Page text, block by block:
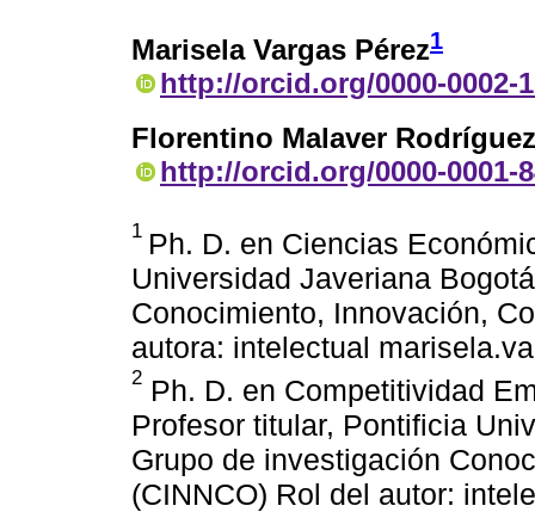
Marisela Vargas Pérez1
http://orcid.org/0000-0002-
Florentino Malaver Rodríguez
http://orcid.org/0000-0001-
1 Ph. D. en Ciencias
Universidad Javeriana
Conocimiento, Innovación,
autora: intelectual
2 Ph. D. en Competitividad
Profesor titular, Pontificia
Grupo de investigación
(CINNCO) Rol del autor: